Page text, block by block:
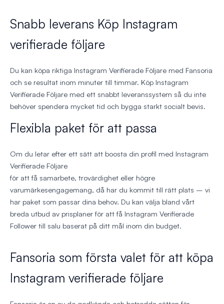
Fansoria som första valet för att köpa
Instagram verifierade följare
Snabb leverans Köp Instagram
verifierade följare
Du kan köpa riktiga Instagram Verifierade Följare med Fansoria
och se resultat inom minuter till timmar. Köp Instagram
Verifierade Följare med ett snabbt leveranssystem så du inte
behöver spendera mycket tid och bygga starkt socialt bevis.
Flexibla paket för att passa
Om du letar efter ett sätt att boosta din profil med Instagram
Verifierade Följare
för att få samarbete, trovärdighet eller högre
varumärkesengagemang, då har du kommit till rätt plats – vi
har paket som passar dina behov. Du kan välja bland vårt
breda utbud av prisplaner för att få Instagram Verifierade
Follower till salu baserat på ditt mål inom din budget.